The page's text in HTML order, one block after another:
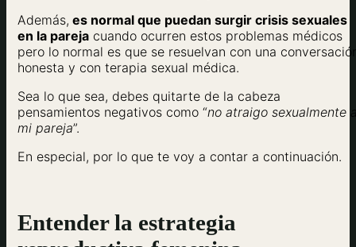
Además, es normal que puedan surgir crisis sexuales
en la pareja cuando ocurren estos problemas médicos
pero lo normal es que se resuelvan con una
honesta y con terapia sexual médica.
Sea lo que sea, debes quitarte de la cabeza
pensamientos negativos como “no atraigo sexualmente
mi pareja”.
En especial, por lo que te voy a contar a continuación.
Entender la estrategia